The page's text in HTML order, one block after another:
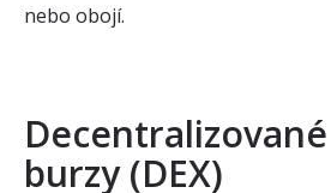
nebo obojí.
Decentralizované
burzy (DEX)